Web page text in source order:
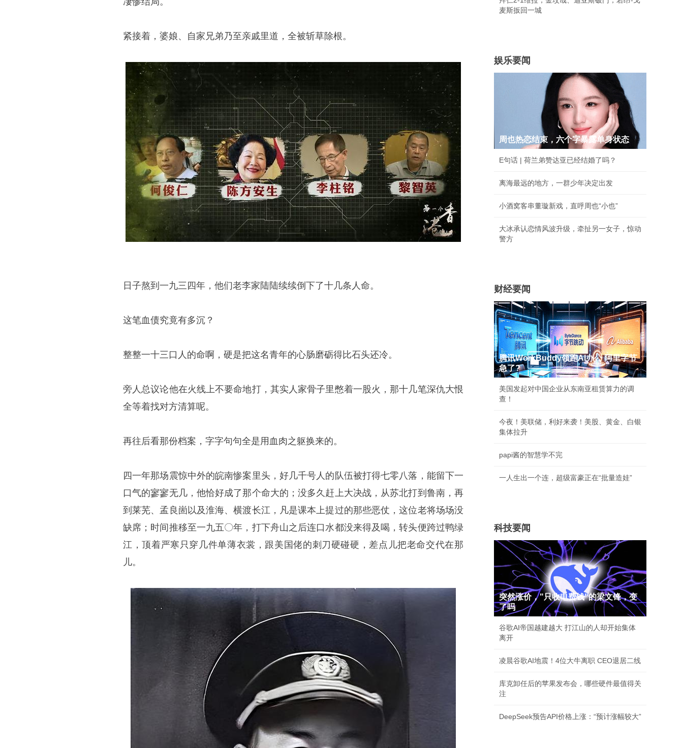
紧接着，婆娘、自家兄弟乃至亲戚里道，全被斩草除根。
日子熬到一九三四年，他们老李家陆陆续续倒下了十几条人命。
这笔血债究竟有多沉？
整整一十三口人的命啊，硬是把这名青年的心肠磨砺得比石头还冷。
旁人总议论他在火线上不要命地打，其实人家骨子里憋着一股火，那十几笔深仇大恨
全等着找对方清算呢。
再往后看那份档案，字字句句全是用血肉之躯换来的。
四一年那场震惊中外的皖南惨案里头，好几千号人的队伍被打得七零八落，能留下一
口气的寥寥无几，他恰好成了那个命大的；没多久赶上大决战，从苏北打到鲁南，再
到莱芜、 孟良崮 以及淮海、横渡长江，凡是课本上提过的那些恶仗，这位老将场场没
缺席；时间推移至一九五〇年，打下舟山之后连口水都没来得及喝，转头便跨过鸭绿
江，顶着严寒只穿几件单薄衣裳，跟美国佬的刺刀硬碰硬，差点儿把老命交代在那
儿。
麦斯扳回一城
娱乐要闻
周也热恋结束，六个字暴露单身状态
E句话 | 荷兰弟赞达亚已经结婚了吗？
离海最远的地方，一群少年决定出发
小酒窝客串董璇新戏，直呼周也“小也”
大冰承认恋情风波升级，牵扯另一女子，惊动
警方
财经要闻
腾讯WorkBuddy领跑AI办公 阿里字节
急了?
美国发起对中国企业从东南亚租赁算力的调
查！
今夜！美联储，利好来袭！美股、黄金、白银
集体拉升
papi酱的智慧学不完
一人生出一个连，超级富豪正在“批量造娃”
科技要闻
突然涨价，"只收电费钱"的梁文锋，变
了吗
谷歌AI帝国越建越大 打江山的人却开始集体
离开
凌晨谷歌AI地震！4位大牛离职 CEO退居二线
库克卸任后的苹果发布会，哪些硬件最值得关
注
DeepSeek预告API价格上涨：“预计涨幅较大”